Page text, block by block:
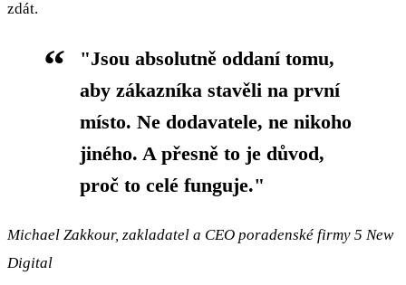
zdát.
"Jsou absolutně oddaní tomu,
aby zákazníka stavěli na první
místo. Ne dodavatele, ne nikoho
jiného. A přesně to je důvod,
proč to celé funguje."
Michael Zakkour, zakladatel a CEO poradenské firmy 5 New
Digital